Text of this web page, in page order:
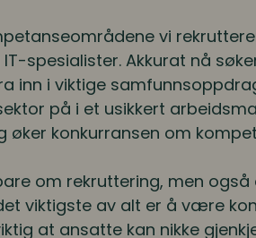
vi
spesialister. Akkurat nå
inn i viktige
på i et usikkert
øker konkurransen om
om rekruttering, men
viktigste av alt er å være
at ansatte kan nikke